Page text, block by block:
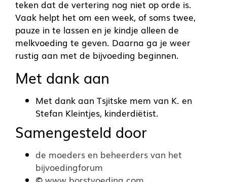
teken dat de vertering nog niet op orde is.
Vaak helpt het om een week, of soms twee,
pauze in te lassen en je kindje alleen de
melkvoeding te geven. Daarna ga je weer
rustig aan met de bijvoeding beginnen.
Met dank aan
Met dank aan Tsjitske mem van K. en
Stefan Kleintjes, kinderdiëtist.
Samengesteld door
de moeders en beheerders van het
bijvoedingforum
© www.borstvoeding.com